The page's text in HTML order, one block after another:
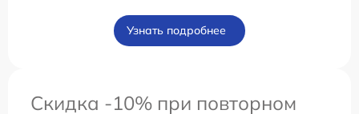
Узнать подробнее
Скидка -10% при повторном